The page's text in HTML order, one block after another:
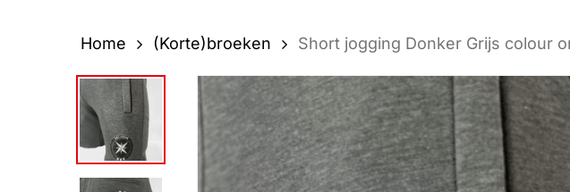
Home (Korte)broeken Short jogging Donker Grijs colour